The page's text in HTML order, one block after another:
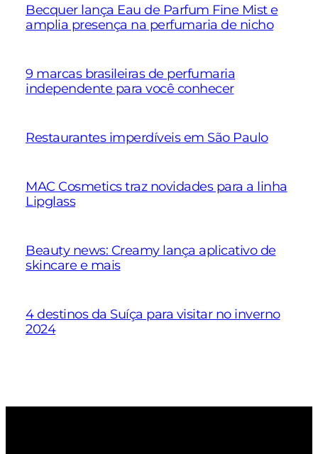
Becquer lança Eau de Parfum Fine Mist e
amplia presença na perfumaria de nicho
9 marcas brasileiras de perfumaria
independente para você conhecer
Restaurantes imperdíveis em São Paulo
MAC Cosmetics traz novidades para a linha
Lipglass
Beauty news: Creamy lança aplicativo de
skincare e mais
4 destinos da Suíça para visitar no inverno
2024